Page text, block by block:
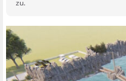
zu.